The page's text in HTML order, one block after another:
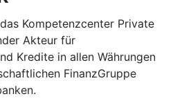
Kompetenzcenter Private
Akteur für
Kredite in allen Währungen
FinanzGruppe